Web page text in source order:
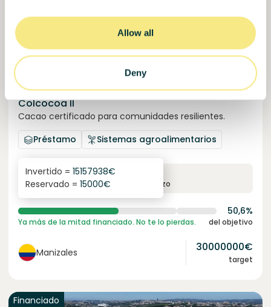
Allow all
Deny
Colcocoa II
Cacao certificado para comunidades resilientes.
Préstamo
Sistemas agroalimentarios
6.1%
interés anual plazo
Invertido = 15157938€
Reservado = 15000€
50,6%
Ya más de la mitad financiado. No te lo pierdas. del objetivo
Manizales 30000000€
target
Financiado